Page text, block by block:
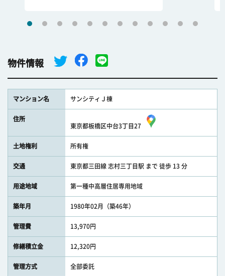
物件情報
マンション名 サンシティＪ棟
住所
東京都板橋区中台3丁目27
土地権利 所有権
交通 東京都三田線 志村三丁目駅 まで 徒歩 13 分
用途地域 第一種中高層住居専用地域
築年月 1980年02月（築46年）
管理費 13,970円
修繕積立金 12,320円
管理方式 全部委託